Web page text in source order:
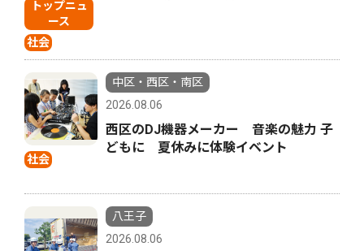
トップニュ
ース
社会
社会
中区・西区・南区
2026.08.06
西区のDJ機器メーカー 音楽の魅力 子
どもに 夏休みに体験イベント
八王子
2026.08.06